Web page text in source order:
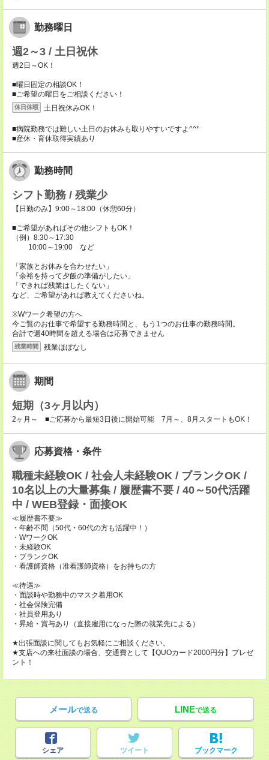
勤務曜日
週2～3 / 土日祝休
週2日～OK！
■曜日固定の相談OK！
■ご希望の曜日をご相談ください！
休日休暇 土日祝休みOK！
■病院勤務では難しい土日のお休みも取りやすいですよ^^*
■産休・育休取得実績あり
勤務時間
シフト勤務 / 残業少
【日勤のみ】9:00～18:00（休憩60分）
■ご希望があればその他シフトもOK！
（例）8:30～17:30
10:00～19:00 など
「家族とお休みを合わせたい」
「余裕を持って夕飯の準備がしたい」
「できれば残業はしたくない」
など、ご希望があれば教えてくださいね。
※Wワーク希望の方へ
今ご覧のお仕事で希望する勤務時間と、もう1つのお仕事の勤務時間。
合計で週40時間を超える場合は応募できません
残業時間 残業ほぼなし
期間
短期（3ヶ月以内）
2ヶ月～ ■ご応募から最短3日後に開始可能 7月～、8月スタートもOK！
応募資格・条件
職種未経験OK / 社会人未経験OK / ブランクOK /
10名以上の大量募集 / 履歴書不要 / 40～50代活躍
中 / WEB登録・面接OK
≪履歴書不要≫
・年齢不問（50代・60代の方も活躍中！）
・WワークOK
・未経験OK
・ブランクOK
・看護師資格（准看護師資格）をお持ちの方
≪待遇≫
・面談時や勤務中のマスク着用OK
・社会保険完備
・社員登用あり
・昇給・賞与あり（直接雇用になった際の就業先による）
★出張面談に関してもお気軽にご相談ください。
★支店への来社面談の場合、交通費として【QUOカード2000円分】プレゼ
ント！
メールで送る LINEで送る
シェア ツイート ブックマーク